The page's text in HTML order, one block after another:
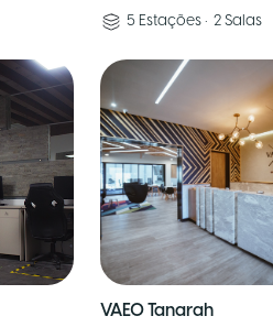
5 Estações •2 Salas
VAEO Tanarah